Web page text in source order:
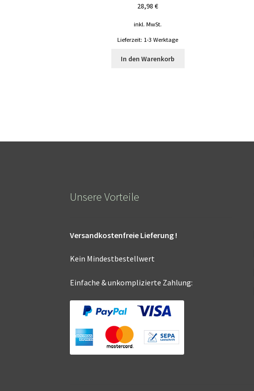
28,98€
inkl. MwSt.
Lieferzeit: 1-3 Werktage
In den Warenkorb
Unsere Vorteile
Versandkostenfreie Lieferung !
Kein Mindestbestellwert
Einfache & unkomplizierte Zahlung: